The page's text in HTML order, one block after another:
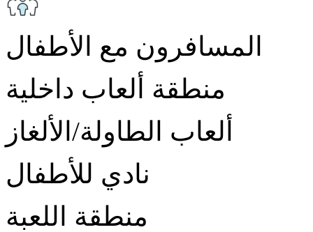
المسافرون مع الأطفال
منطقة ألعاب داخلية
ألعاب الطاولة/الألغاز
نادي للأطفال
منطقة اللعبة